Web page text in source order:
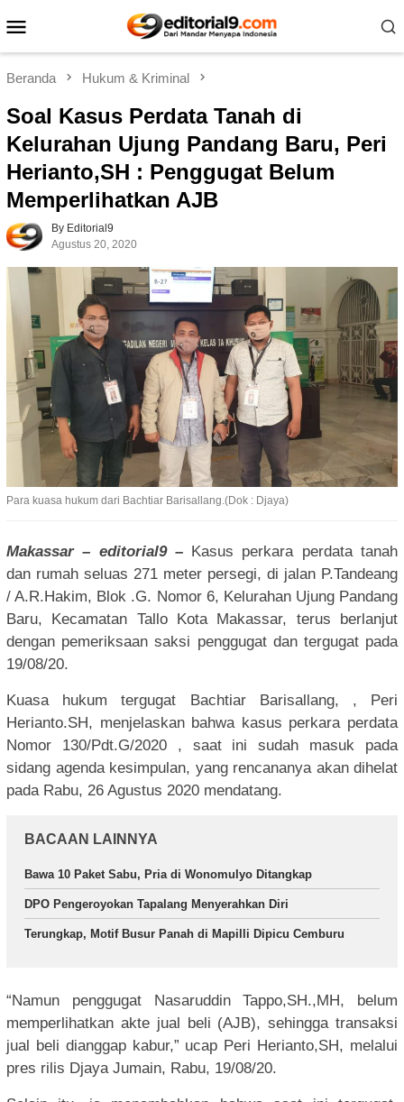
ke
Mobile
Beranda Hukum & Kriminal
Soal Kasus Perdata Tanah di
Kelurahan Ujung Pandang Baru, Peri
Herianto,SH : Penggugat Belum
Memperlihatkan AJB
By Editorial9
Agustus 20, 2020
Para kuasa hukum dari Bachtiar Barisallang.(Dok : Djaya)
Makassar – editorial9 – Kasus perkara perdata tanah
dan rumah seluas 271 meter persegi, di jalan P.Tandeang
/ A.R.Hakim, Blok .G. Nomor 6, Kelurahan Ujung Pandang
Baru, Kecamatan Tallo Kota Makassar, terus berlanjut
dengan pemeriksaan saksi penggugat dan tergugat pada
19/08/20.
Kuasa hukum tergugat Bachtiar Barisallang, , Peri
Herianto.SH, menjelaskan bahwa kasus perkara perdata
Nomor 130/Pdt.G/2020 , saat ini sudah masuk pada
sidang agenda kesimpulan, yang rencananya akan dihelat
pada Rabu, 26 Agustus 2020 mendatang.
BACAAN LAINNYA
Bawa 10 Paket Sabu, Pria di Wonomulyo Ditangkap
DPO Pengeroyokan Tapalang Menyerahkan Diri
Terungkap, Motif Busur Panah di Mapilli Dipicu Cemburu
“Namun penggugat Nasaruddin Tappo,SH.,MH, belum
memperlihatkan akte jual beli (AJB), sehingga transaksi
jual beli dianggap kabur,” ucap Peri Herianto,SH, melalui
pres rilis Djaya Jumain, Rabu, 19/08/20.